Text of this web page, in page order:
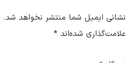
نشانی ایمیل شما منتشر نخواهد شد.
علامت‌گذاری شده‌اند *